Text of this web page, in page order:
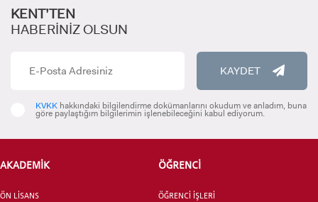
ADAY ÖĞRENCİ
KENT’TEN
HABERİNİZ OLSUN
KAYDET
KVKK hakkındaki bilgilendirme dokümanlarını okudum ve anladım, buna
göre paylaştığım bilgilerimin işlenebileceğini kabul ediyorum.
AKADEMİK
ÖN LİSANS
ÖĞRENCİ
ÖĞRENCİ İŞLERİ